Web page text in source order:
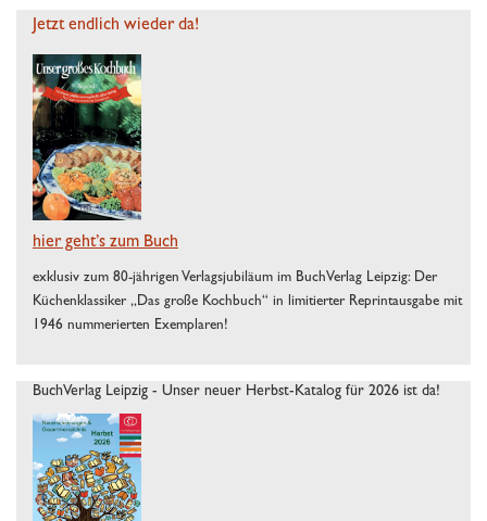
Jetzt endlich wieder da!
hier geht’s zum Buch
exklusiv zum 80-jährigen Verlagsjubiläum im BuchVerlag Leipzig: Der
Küchenklassiker „Das große Kochbuch“ in limitierter Reprintausgabe mit
1946 nummerierten Exemplaren!
BuchVerlag Leipzig - Unser neuer Herbst-Katalog für 2026 ist da!